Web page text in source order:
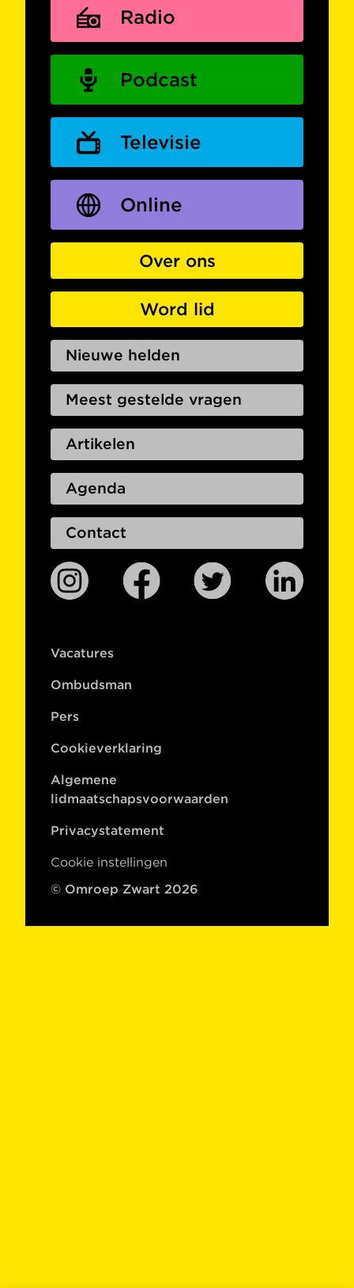
Radio
Podcast
Televisie
Online
Over ons
Word lid
Nieuwe helden
Meest gestelde vragen
Artikelen
Agenda
Contact
Vacatures
Ombudsman
Pers
Cookieverklaring
Algemene
lidmaatschapsvoorwaarden
Privacystatement
Cookie instellingen
© Omroep Zwart 2026